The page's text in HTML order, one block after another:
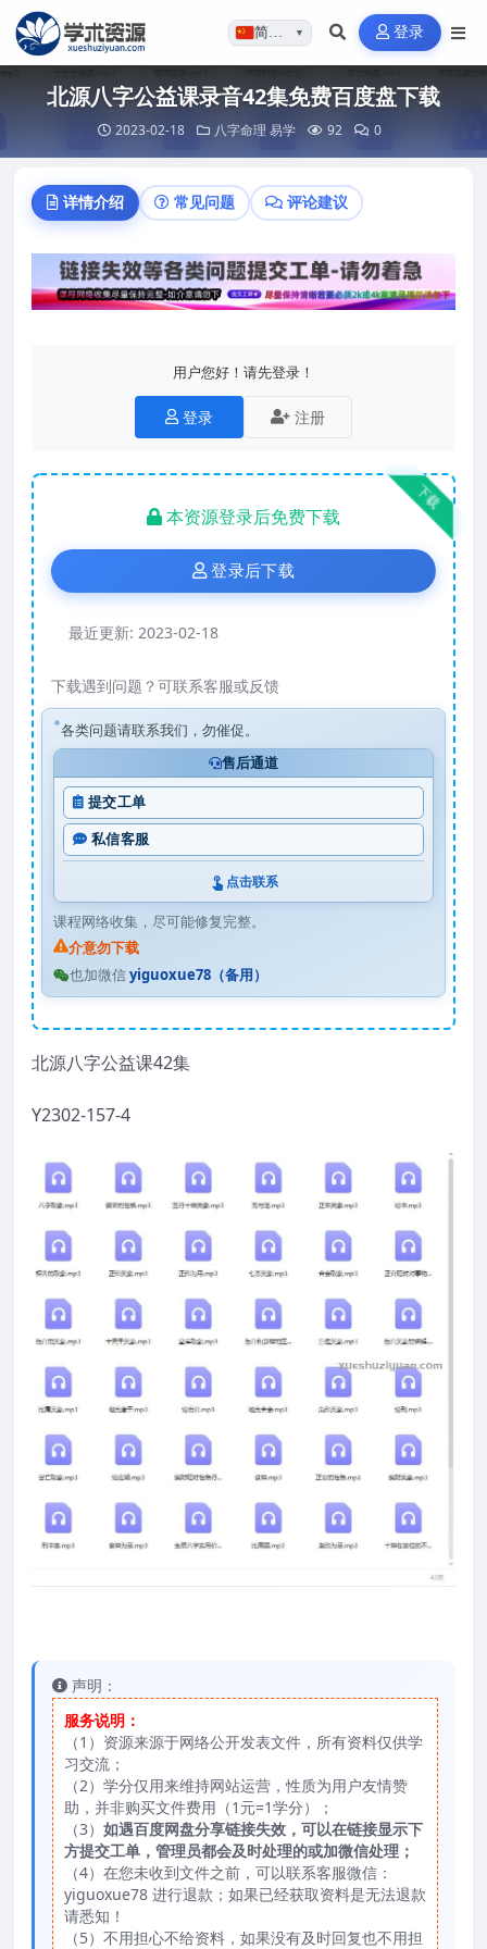
简体…▼ 登录
北源八字公益课录音42集免费百度盘下载
2023-02-18 八字命理 易学 92 0
详情介绍 常见问题 评论建议
用户您好！请先登录！
登录 注册
下载
本资源登录后免费下载
登录后下载
最近更新: 2023-02-18
下载遇到问题？可联系客服或反馈
各类问题请联系我们，勿催促。
售后通道
提交工单
私信客服
点击联系
课程网络收集，尽可能修复完整。
介意勿下载
也加微信yiguoxue78（备用）
北源八字公益课42集
Y2302-157-4
声明：
服务说明：
（1）资源来源于网络公开发表文件，所有资料仅供学
习交流；
（2）学分仅用来维持网站运营，性质为用户友情赞
助，并非购买文件费用（1元=1学分）；
（3） 如遇百度网盘分享链接失效，可以在链接显示下
方提交工单，管理员都会及时处理的或加微信处理；
（4）在您未收到文件之前，可以联系客服微信：
yiguoxue78 进行退款；如果已经获取资料是无法退款
请悉知！
（5）不用担心不给资料，如果没有及时回复也不用担